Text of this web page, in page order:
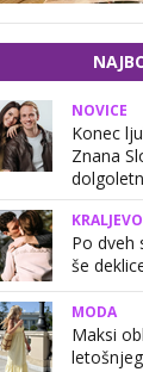
NOVICE
Konec
Znana
KRALJEVO
Po dveh
še
MODA
Maksi